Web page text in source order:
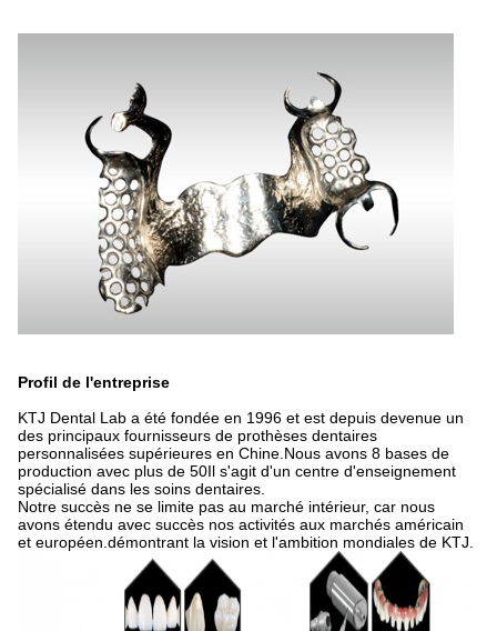
Profil de l'entreprise
KTJ Dental Lab a été fondée en 1996 et est depuis devenue un
des principaux fournisseurs de prothèses dentaires
personnalisées supérieures en Chine.Nous avons 8 bases de
production avec plus de 50Il s'agit d'un centre d'enseignement
spécialisé dans les soins dentaires.
Notre succès ne se limite pas au marché intérieur, car nous
avons étendu avec succès nos activités aux marchés américain
et européen.démontrant la vision et l'ambition mondiales de KTJ.